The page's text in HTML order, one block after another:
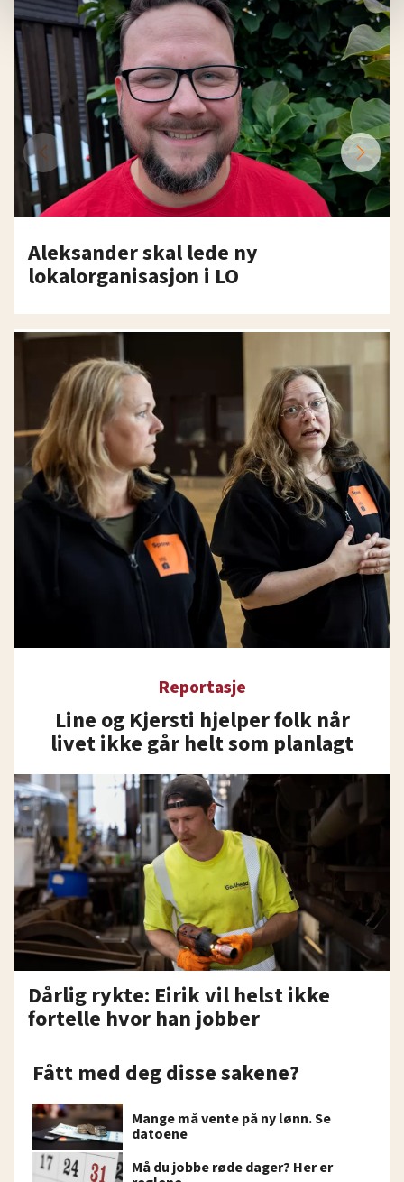
statistikk.
Vi deler bare informasjon om hvordan du bruker
nettstedet med LO Medias egne samarbeidspartnere
innenfor analyse og annonsering. Disse er angitt i
oversikten lengre ned på denne siden.
Aleksander skal lede ny
lokalorganisasjon i LO
Reportasje
Line og Kjersti hjelper folk når
livet ikke går helt som planlagt
Dårlig rykte: Eirik vil helst ikke
fortelle hvor han jobber
Fått med deg disse sakene?
Mange må vente på ny lønn. Se
datoene
Må du jobbe røde dager? Her er